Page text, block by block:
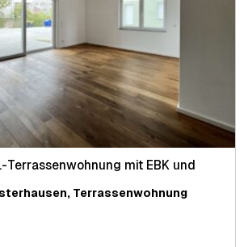
Terrassenwohnung mit EBK und
Terrassenwohnung